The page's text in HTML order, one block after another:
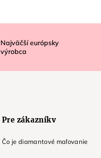
Najväčší európsky
výrobca
Pre zákazníkv
Čo je diamantové maľovanie